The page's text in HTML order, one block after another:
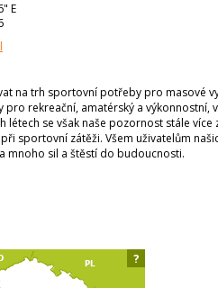
E
na trh sportovní potřeby pro masové
pro rekreační, amatérský a
létech se však naše pozornost stále více
sportovní zátěži. Všem uživatelům
mnoho sil a štěstí do budoucnosti.
?